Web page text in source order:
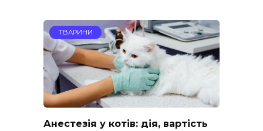
ТВАРИНИ
Анестезія у котів: дія, вартість